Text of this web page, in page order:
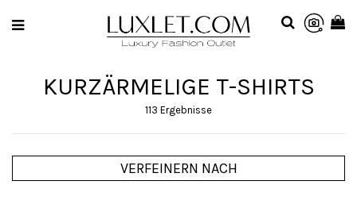
KURZÄRMELIGE T-SHIRTS
113 Ergebnisse
VERFEINERN NACH